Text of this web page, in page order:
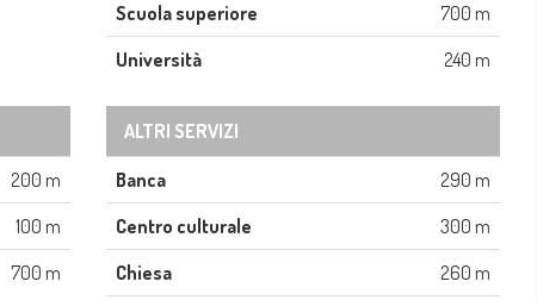
Scuola superiore
700 m
Università
240 m
200 m
100 m
700 m
ALTRI SERVIZI
Banca
290 m
Centro culturale
300 m
Chiesa
260 m